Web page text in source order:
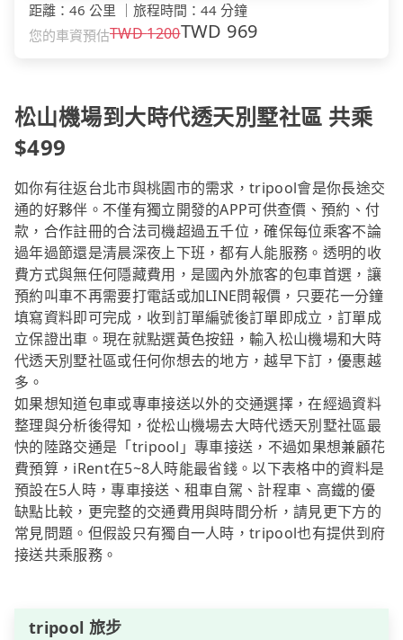
距離 ： 46 公里 旅程時間 ： 44 分鐘
您的車資預估TWD1200TWD 969
松山機場到大時代透天別墅社區 共乘
$499
如你有往返台北市與桃園市的需求，tripool會是你長途交
通的好夥伴。不僅有獨立開發的APP可供查價、預約、付
款，合作註冊的合法司機超過五千位，確保每位乘客不論
過年過節還是清晨深夜上下班，都有人能服務。透明的收
費方式與無任何隱藏費用，是國內外旅客的包車首選，讓
預約叫車不再需要打電話或加LINE問報價，只要花一分鐘
填寫資料即可完成，收到訂單編號後訂單即成立，訂單成
立保證出車。現在就點選黃色按鈕，輸入松山機場和大時
代透天別墅社區或任何你想去的地方，越早下訂，優惠越
多。
如果想知道包車或專車接送以外的交通選擇，在經過資料
整理與分析後得知，從松山機場去大時代透天別墅社區最
快的陸路交通是「tripool」專車接送，不過如果想兼顧花
費預算，iRent在5~8人時能最省錢。以下表格中的資料是
預設在5人時，專車接送、租車自駕、計程車、高鐵的優
缺點比較，更完整的交通費用與時間分析，請見更下方的
常見問題。但假設只有獨自一人時，tripool也有提供到府
接送共乘服務。
tripool 旅步